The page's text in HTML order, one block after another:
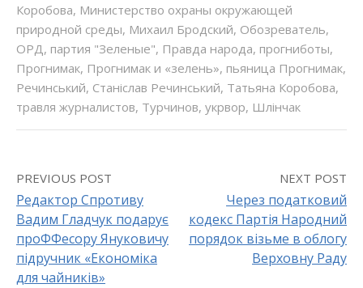
Коробова, Министерство охраны окружающей
природной среды, Михаил Бродский, Обозреватель,
ОРД, партия "Зеленые", Правда народа, прогниботы,
Прогнимак, Прогнимак и «зелень», пьяница Прогнимак,
Речинський, Станіслав Речинський, Татьяна Коробова,
травля журналистов, Турчинов, укрвор, Шлінчак
P
o
PREVIOUS POST
Редактор Спротиву
Вадим Гладчук подарує
проФФесору Януковичу
підручник «Економіка
для чайників»
NEXT POST
Через податковий
кодекс Партія Народний
порядок візьме в облогу
Верховну Раду